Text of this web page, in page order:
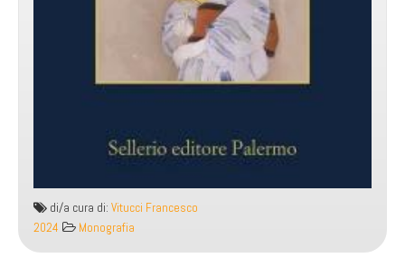
di/a cura di: Vitucci Francesco
2024
Monografia